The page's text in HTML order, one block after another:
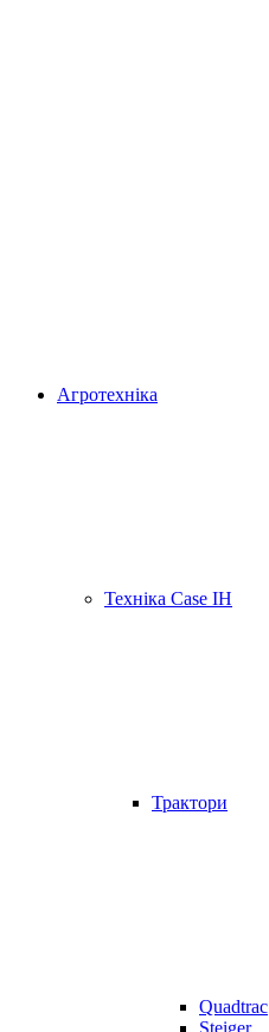
Агротехніка
Техніка Case IH
Трактори
Quadtrac
Steiger